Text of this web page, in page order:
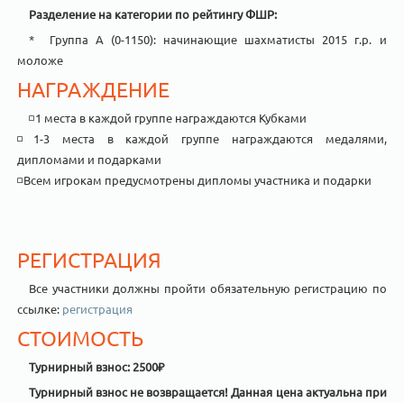
Разделение на категории по рейтингу ФШР:
* Группа А (0-1150): начинающие шахматисты 2015 г.р. и
моложе
НАГРАЖДЕНИЕ
◽️1 места в каждой группе награждаются Кубками
◽️1-3 места в каждой группе награждаются медалями,
дипломами и подарками
◽️Всем игрокам предусмотрены дипломы участника и подарки
РЕГИСТРАЦИЯ
Все участники должны пройти обязательную регистрацию по
ссылке: регистрация
СТОИМОСТЬ
Турнирный взнос: 2500₽
Турнирный взнос не возвращается! Данная цена актуальна при